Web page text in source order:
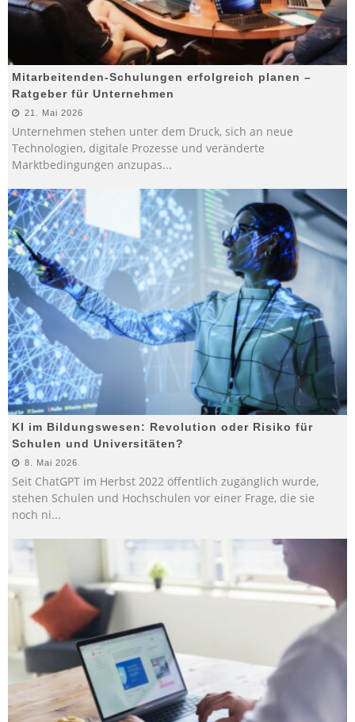
Mitarbeitenden-Schulungen erfolgreich planen –
Ratgeber für Unternehmen
21. Mai 2026
Unternehmen stehen unter dem Druck, sich an neue
Technologien, digitale Prozesse und veränderte
Marktbedingungen anzupas...
KI im Bildungswesen: Revolution oder Risiko für
Schulen und Universitäten?
8. Mai 2026
Seit ChatGPT im Herbst 2022 öffentlich zugänglich wurde,
stehen Schulen und Hochschulen vor einer Frage, die sie
noch ni...